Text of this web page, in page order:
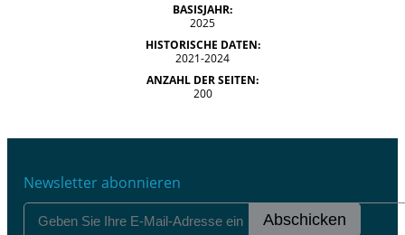
BASISJAHR:
2025
HISTORISCHE DATEN:
2021-2024
ANZAHL DER SEITEN:
200
Newsletter abonnieren
Abschicken